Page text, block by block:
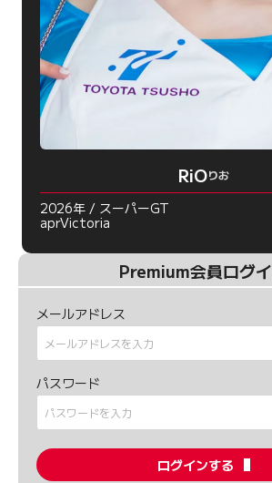
RiOりお
2026年 / スーパーGT
aprVictoria
Premium会員ログ
メールアドレス
パスワード
ログインする